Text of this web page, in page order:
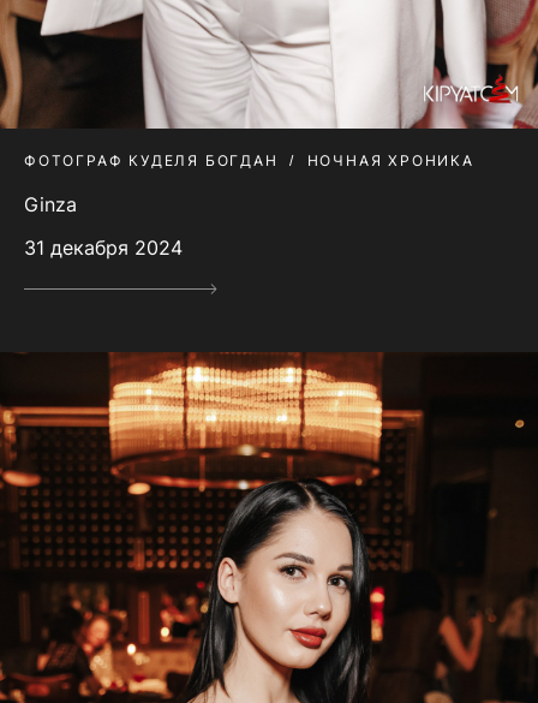
ФОТОГРАФ КУДЕЛЯ БОГДАН НОЧНАЯ ХРОНИКА
Ginza
31 декабря 2024